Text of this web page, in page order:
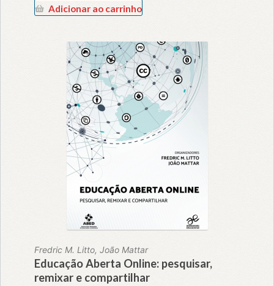
Adicionar ao carrinho
Fredric M. Litto, João Mattar
Educação Aberta Online: pesquisar,
remixar e compartilhar